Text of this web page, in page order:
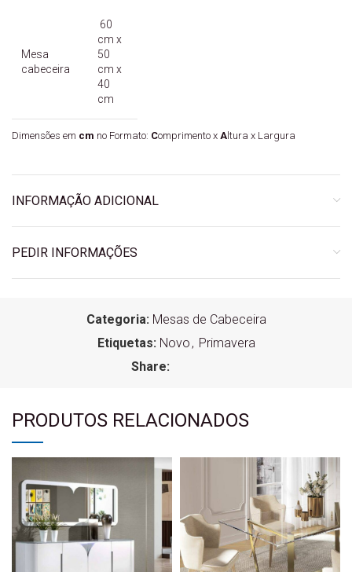
Mesa
cabeceira
60
cm x
50
cm x
40
cm
Dimensões em cm no Formato: Comprimento x Altura x Largura
INFORMAÇÃO ADICIONAL
PEDIR INFORMAÇÕES
Categoria: Mesas de Cabeceira
Etiquetas: Novo , Primavera
Share:
PRODUTOS RELACIONADOS